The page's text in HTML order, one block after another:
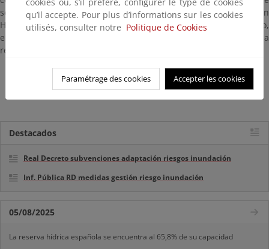
seguimiento. Estas consultas pueden realizarse por Demarcación
Hidrográfica, Masa de Agua subterránea, provincia y municipio,
entre otros. Se puede consultar el
dedicado a la
red de seguimiento del estado químico.
Normativa
Programas de seguimiento del estado químico
Destacados
Real Decreto subvenciones adaptación riesgos inundación
Inf. Pública RD medidas gestión riesgo inundación
05/08/2025
La reserva hídrica española se encuentra al 65,8% de su capacidad
qu’il accepte. Pour plus d’informations sur les cookies
utilisés, consulter notre Politique de Cookies
Paramétrage des cookies Accepter les cookies